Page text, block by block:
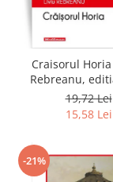
Craisorul
Rebreanu,
19,72 Lei
15,58 Lei
-21%